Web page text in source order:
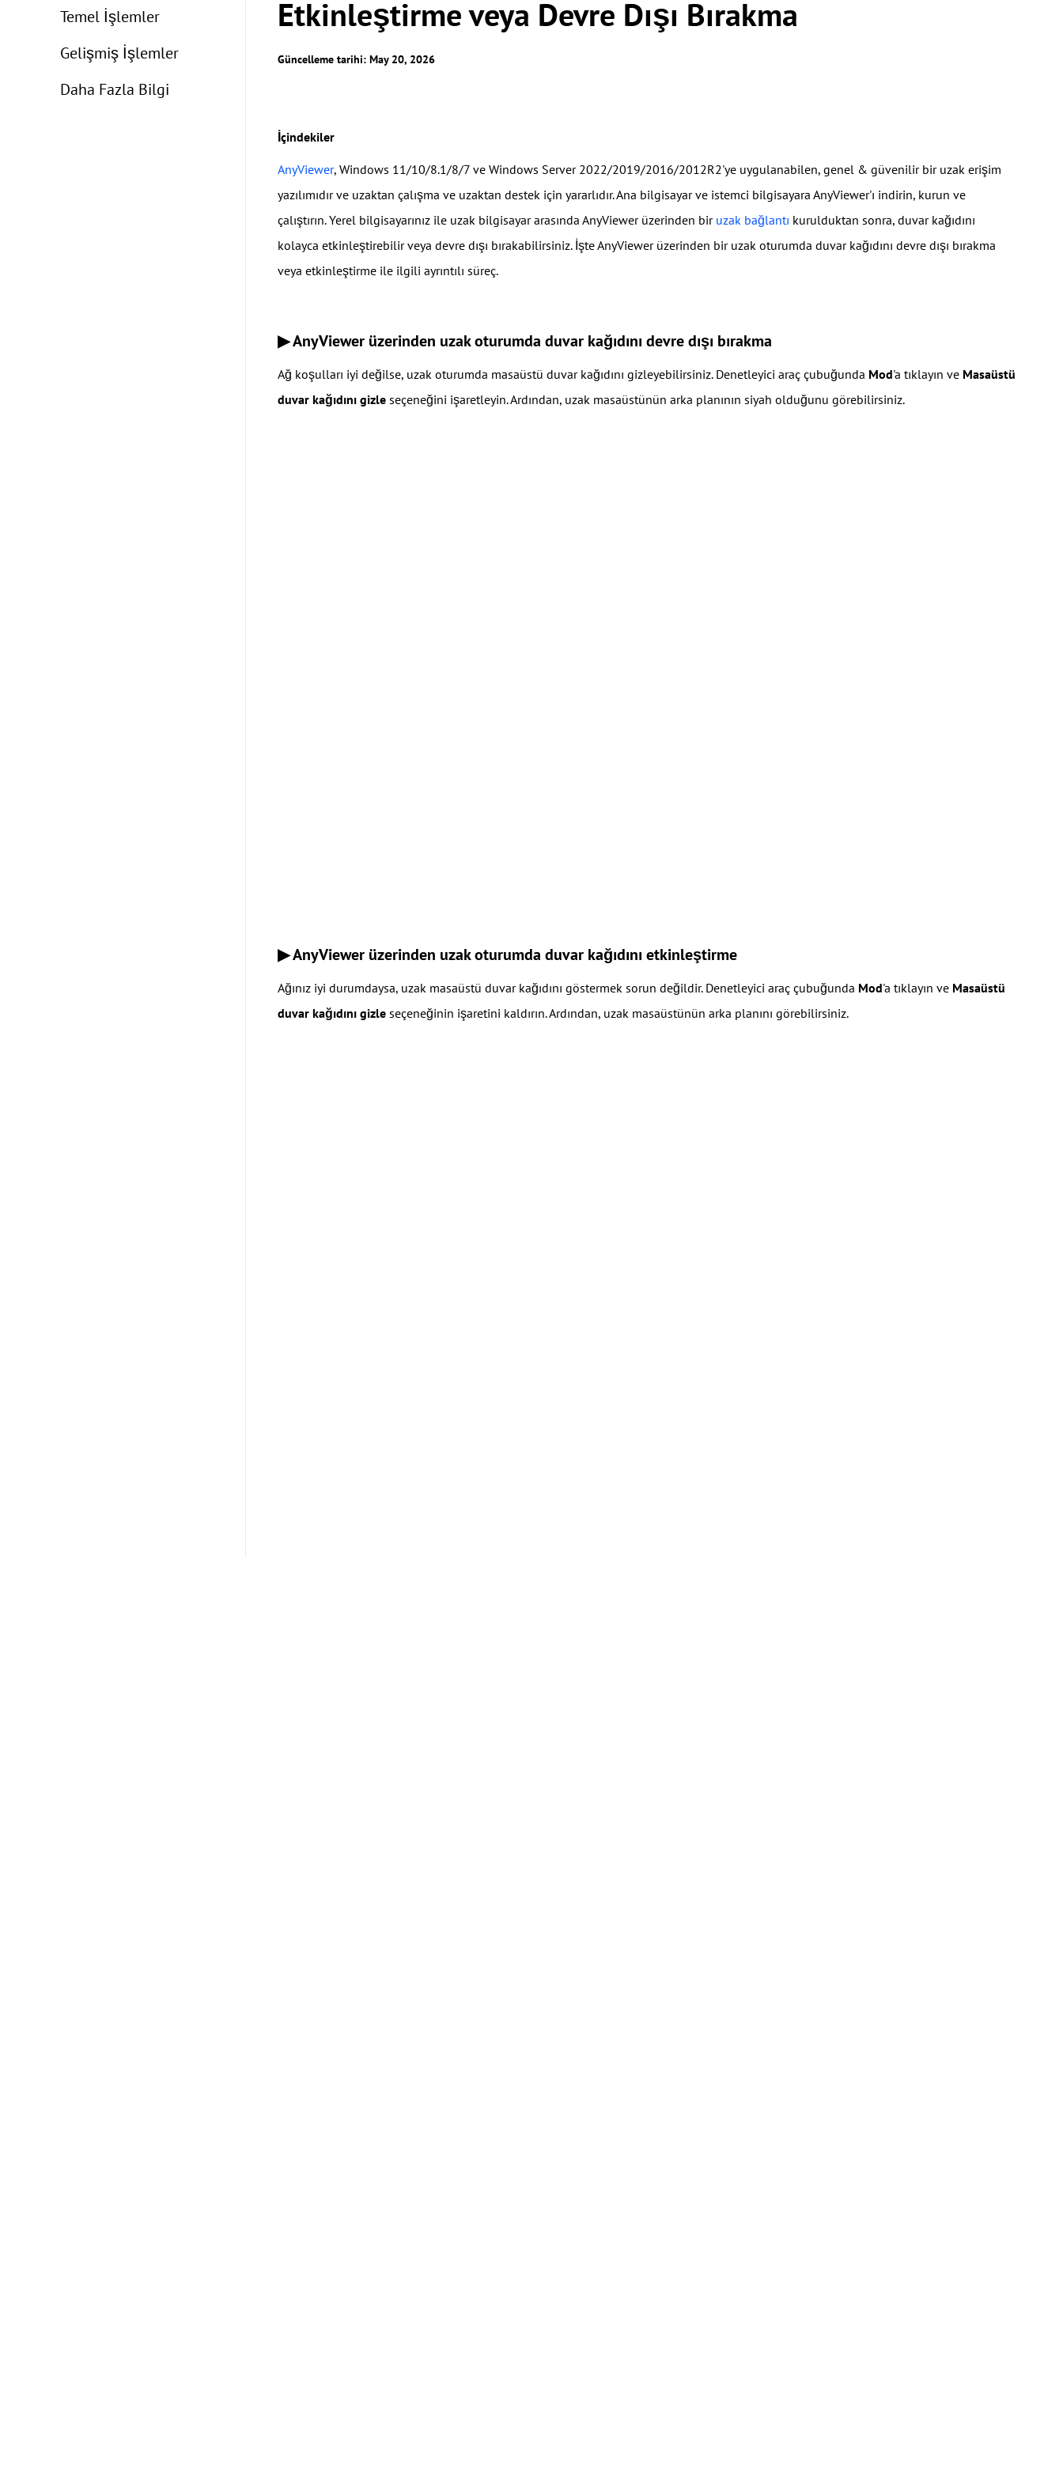
Temel İşlemler
Gelişmiş İşlemler
Daha Fazla Bilgi
Etkinleştirme veya Devre Dışı Bırakma
Güncelleme tarihi: May 20, 2026
İçindekiler
AnyViewer, Windows 11/10/8.1/8/7 ve Windows Server 2022/2019/2016/2012R2'ye uygulanabilen, genel & güvenilir bir uzak erişim
yazılımıdır ve uzaktan çalışma ve uzaktan destek için yararlıdır. Ana bilgisayar ve istemci bilgisayara AnyViewer'ı indirin, kurun ve
çalıştırın. Yerel bilgisayarınız ile uzak bilgisayar arasında AnyViewer üzerinden bir uzak bağlantı kurulduktan sonra, duvar kağıdını
kolayca etkinleştirebilir veya devre dışı bırakabilirsiniz. İşte AnyViewer üzerinden bir uzak oturumda duvar kağıdını devre dışı bırakma
veya etkinleştirme ile ilgili ayrıntılı süreç.
▶ AnyViewer üzerinden uzak oturumda duvar kağıdını devre dışı bırakma
Ağ koşulları iyi değilse, uzak oturumda masaüstü duvar kağıdını gizleyebilirsiniz. Denetleyici araç çubuğunda Mod'a tıklayın ve Masaüstü
duvar kağıdını gizleseçeneğini işaretleyin. Ardından, uzak masaüstünün arka planının siyah olduğunu görebilirsiniz.
▶ AnyViewer üzerinden uzak oturumda duvar kağıdını etkinleştirme
Ağınız iyi durumdaysa, uzak masaüstü duvar kağıdını göstermek sorun değildir. Denetleyici araç çubuğunda Mod'a tıklayın ve Masaüstü
duvar kağıdını gizleseçeneğinin işaretini kaldırın. Ardından, uzak masaüstünün arka planını görebilirsiniz.